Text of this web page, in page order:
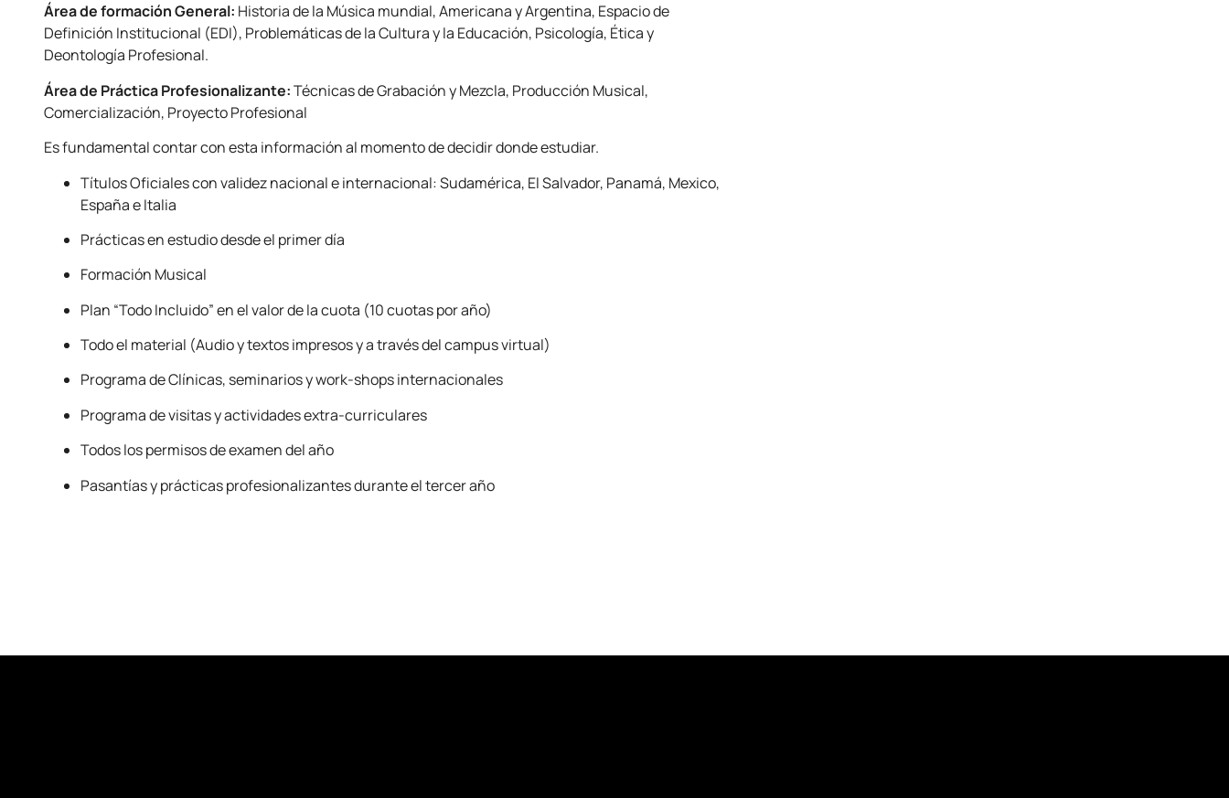
Área de formación General: Historia de la Música mundial, Americana y Argentina, Espacio de
Definición Institucional (EDI), Problemáticas de la Cultura y la Educación, Psicología, Ética y
Deontología Profesional.
Área de Práctica Profesionalizante:Técnicas de Grabación y Mezcla, Producción Musical,
Comercialización, Proyecto Profesional
Es fundamental contar con esta información al momento de decidir donde estudiar.
Títulos Oficiales con validez nacional e internacional: Sudamérica, El Salvador, Panamá, Mexico,
España e Italia
Prácticas en estudio desde el primer día
Formación Musical
Plan “Todo Incluido” en el valor de la cuota (10 cuotas por año)
Todo el material (Audio y textos impresos y a través del campus virtual)
Programa de Clínicas, seminarios y work-shops internacionales
Programa de visitas y actividades extra-curriculares
Todos los permisos de examen del año
Pasantías y prácticas profesionalizantes durante el tercer año